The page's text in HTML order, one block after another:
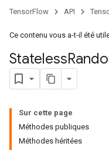
TensorFlow API
Ce contenu vous a-t-il été
Stateless
Sur cette page
Méthodes publiques
Méthodes héritées